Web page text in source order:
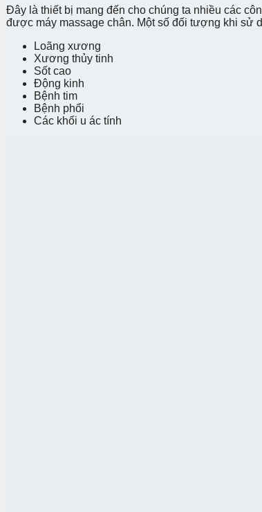
Đây là thiết bị mang đến cho chúng ta nhiều các
được máy massage chân. Một số đối tượng khi sử
Loãng xương
Xương thủy tinh
Sốt cao
Động kinh
Bệnh tim
Bệnh phổi
Các khối u ác tính